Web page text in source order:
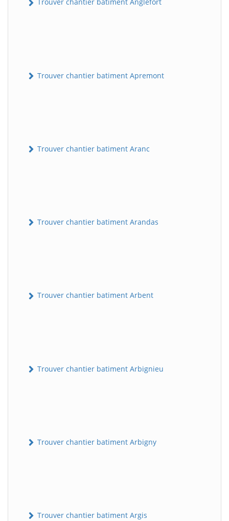
Trouver chantier batiment Apremont
Trouver chantier batiment Aranc
Trouver chantier batiment Arandas
Trouver chantier batiment Arbent
Trouver chantier batiment Arbignieu
Trouver chantier batiment Arbigny
Trouver chantier batiment Argis